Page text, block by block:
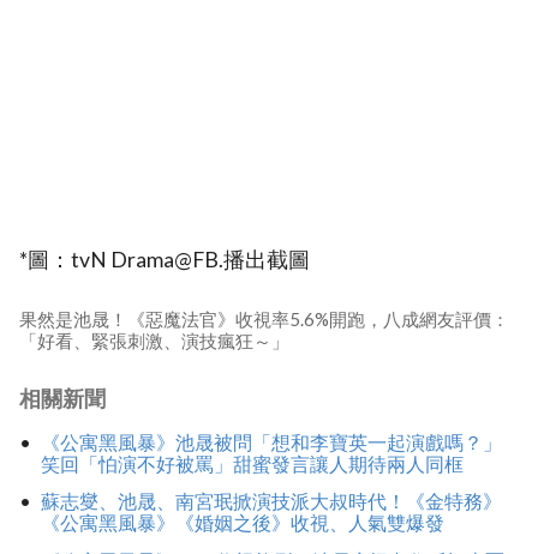
*圖：tvN Drama@FB.播出截圖
果然是池晟！《惡魔法官》收視率5.6%開跑，八成網友評價：
「好看、緊張刺激、演技瘋狂～」
相關新聞
《公寓黑風暴》池晟被問「想和李寶英一起演戲嗎？」
笑回「怕演不好被罵」甜蜜發言讓人期待兩人同框
蘇志燮、池晟、南宮珉掀演技派大叔時代！《金特務》
《公寓黑風暴》《婚姻之後》收視、人氣雙爆發